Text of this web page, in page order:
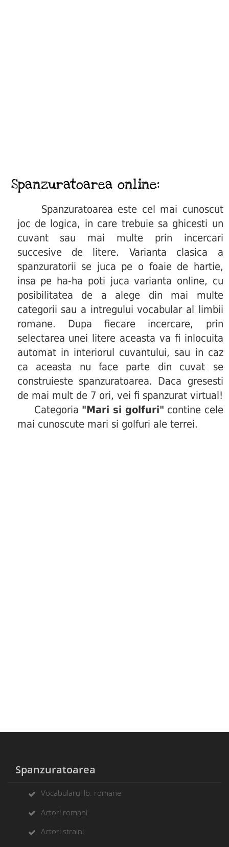
Spanzuratoarea online:
Spanzuratoarea este cel mai cunoscut
joc de logica, in care trebuie sa ghicesti un
cuvant sau mai multe prin incercari
succesive de litere. Varianta clasica a
spanzuratorii se juca pe o foaie de hartie,
insa pe ha-ha poti juca varianta online, cu
posibilitatea de a alege din mai multe
categorii sau a intregului vocabular al limbii
romane. Dupa fiecare incercare, prin
selectarea unei litere aceasta va fi inlocuita
automat in interiorul cuvantului, sau in caz
ca aceasta nu face parte din cuvat se
construieste spanzuratoarea. Daca gresesti
de mai mult de 7 ori, vei fi spanzurat virtual!
Categoria "Mari si golfuri" contine cele
mai cunoscute mari si golfuri ale terrei.
Spanzuratoarea
Vocabularul lb. romane
Actori romani
Actori straini